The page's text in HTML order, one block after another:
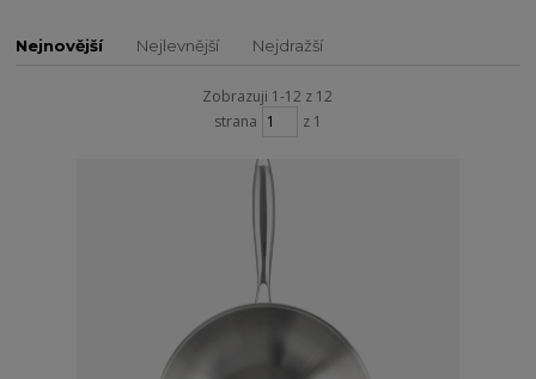
Nejnovější Nejlevnější Nejdražší
Zobrazuji 1-12 z 12
strana
z 1